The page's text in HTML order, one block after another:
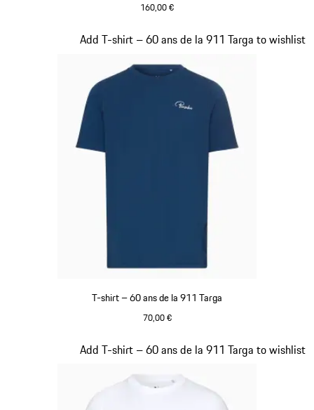
160,00 €
T-shirt – 60 ans de la 911 Targa
70,00 €
Add T-shirt – 60 ans de la 911 Targa to wishlist
Diapositive 13 sur 20
Add T-shirt – 60 ans de la 911 Targa to wishlist
Diapositive 14 sur 20